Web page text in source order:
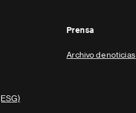
Prensa
Archivo de noticias